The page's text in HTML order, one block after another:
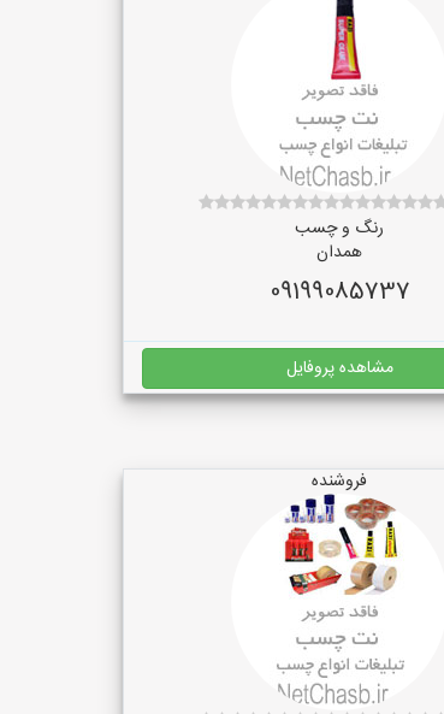
رنگ و چسب
همدان
09199085737
مشاهده پروفایل
فروشنده